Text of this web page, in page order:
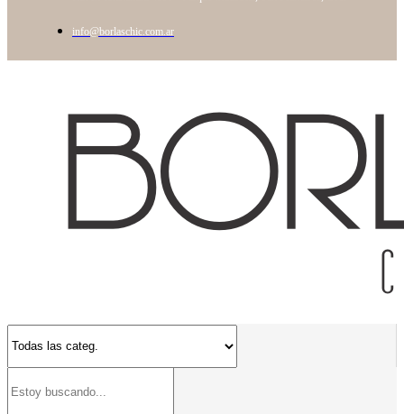
info@borlaschic.com.ar